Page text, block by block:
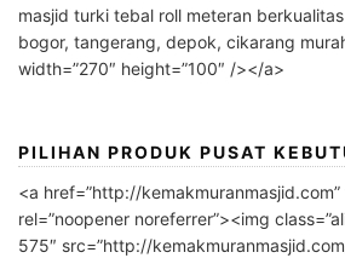
masjid turki tebal roll meteran
bogor, tangerang, depok, cikarang
width=”270″ height=”100″ /></a>
PILIHAN PRODUK PUSAT
<a href=”http://kemakmuranmasjid.com”
rel=”noopener noreferrer”><img
575″ src=”http://